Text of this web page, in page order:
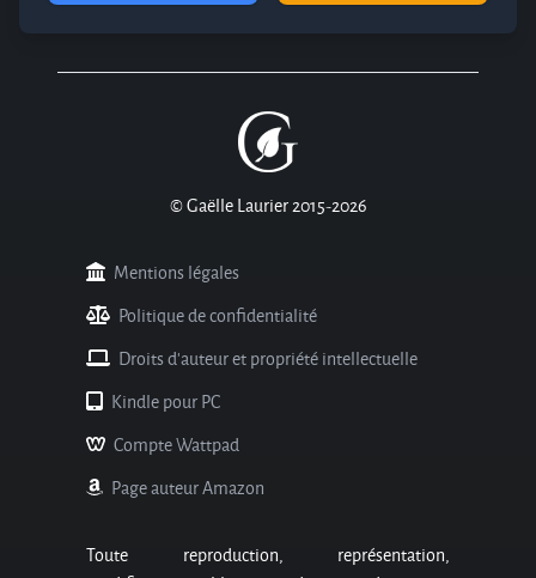
© Gaëlle Laurier 2015-2026
Mentions légales
Politique de confidentialité
Droits d'auteur et propriété intellectuelle
Kindle pour PC
Compte Wattpad
Page auteur Amazon
Toute reproduction, représentation,